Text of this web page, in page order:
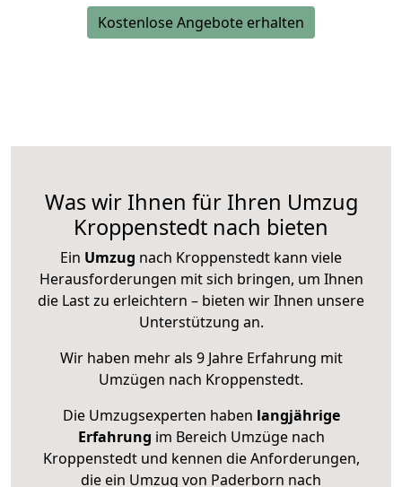
Kostenlose Angebote erhalten
Was wir Ihnen für Ihren Umzug
Kroppenstedt nach bieten
Ein Umzug nach Kroppenstedt kann viele
Herausforderungen mit sich bringen, um Ihnen
die Last zu erleichtern – bieten wir Ihnen unsere
Unterstützung an.
Wir haben mehr als 9 Jahre Erfahrung mit
Umzügen nach Kroppenstedt.
Die Umzugsexperten haben langjährige
Erfahrung im Bereich Umzüge nach
Kroppenstedt und kennen die Anforderungen,
die ein Umzug von Paderborn nach